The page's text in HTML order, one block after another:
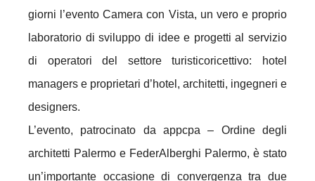
giorni l’evento Camera con Vista, un vero e proprio
laboratorio di sviluppo di idee e progetti al servizio
di operatori del settore turisticoricettivo: hotel
managers e proprietari d’hotel, architetti, ingegneri e
designers.
L’evento, patrocinato da appcpa – Ordine degli
architetti Palermo e FederAlberghi Palermo, è stato
un’importante occasione di convergenza tra due